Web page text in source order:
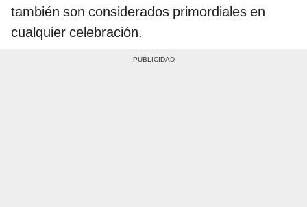
también son considerados primordiales en
cualquier celebración.